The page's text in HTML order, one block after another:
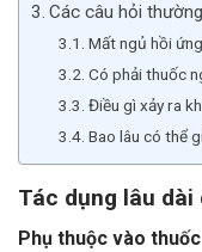
Các câu hỏi
Mất ngủ hồi
Có phải thuốc
Điều gì xảy ra
Bao lâu có thể
Tác dụng lâu
Phụ thuộc vào thuốc